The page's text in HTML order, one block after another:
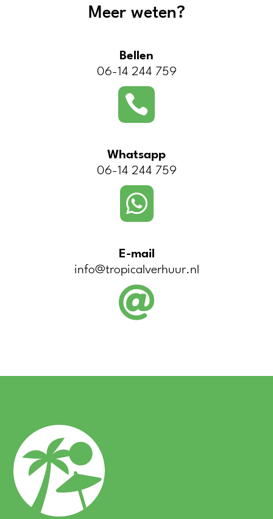
Meer weten?
Bellen
06-14 244 759

Whatsapp
06-14 244 759

E-mail
info@tropicalverhuur.nl
